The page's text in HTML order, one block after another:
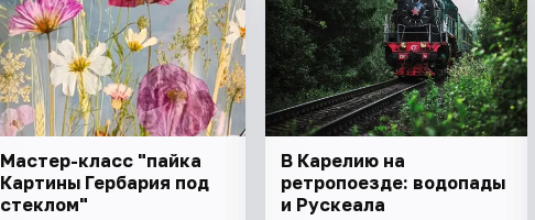
Мастер-класс "пайка
Картины Гербария под
стеклом"
В Карелию на
ретропоезде: водопады
и Рускеала